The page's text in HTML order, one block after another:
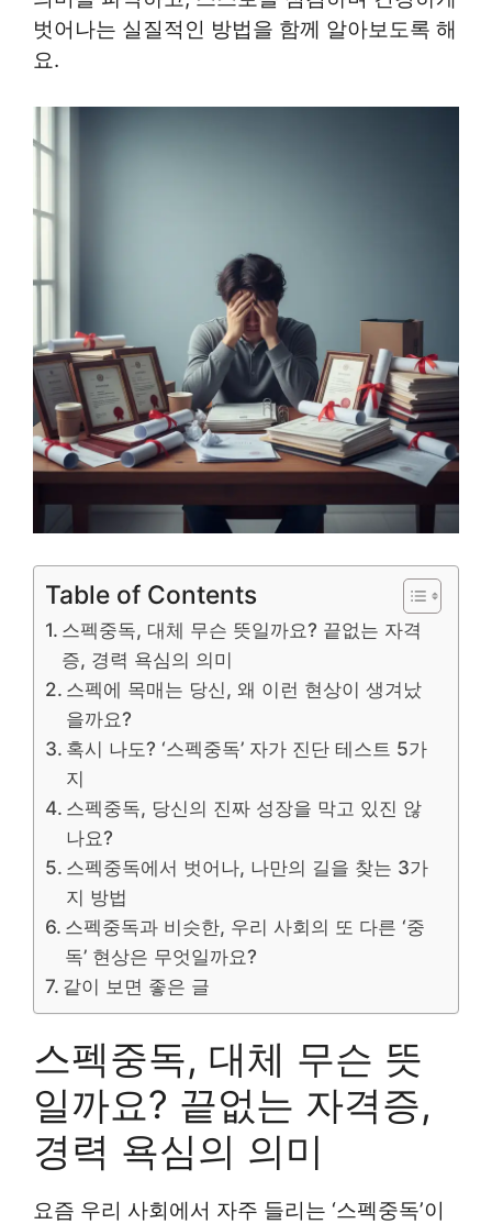
벗어나는 실질적인 방법을 함께 알아보도록 해
요.
Table of Contents
스펙중독, 대체 무슨 뜻일까요? 끝없는 자격
증, 경력 욕심의 의미
스펙에 목매는 당신, 왜 이런 현상이 생겨났
을까요?
혹시 나도? ‘스펙중독’ 자가 진단 테스트 5가
지
스펙중독, 당신의 진짜 성장을 막고 있진 않
나요?
스펙중독에서 벗어나, 나만의 길을 찾는 3가
지 방법
스펙중독과 비슷한, 우리 사회의 또 다른 ‘중
독’ 현상은 무엇일까요?
같이 보면 좋은 글
스펙중독, 대체 무슨 뜻
일까요? 끝없는 자격증,
경력 욕심의 의미
요즘 우리 사회에서 자주 들리는 ‘스펙중독’이